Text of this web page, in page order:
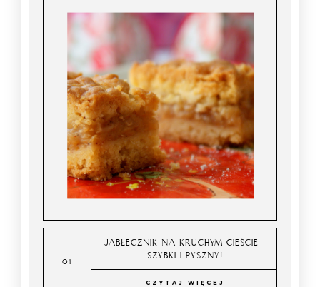
JABŁECZNIK NA KRUCHYM CIEŚCIE -
SZYBKI I PYSZNY!
CZYTAJ WIĘCEJ